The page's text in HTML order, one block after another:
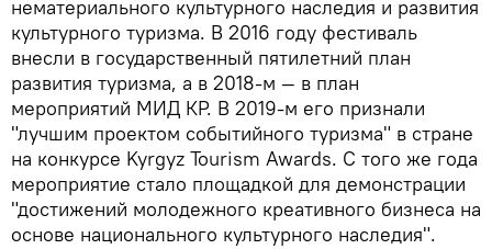
нематериального культурного наследия и развития
культурного туризма. В 2016 году фестиваль
внесли в государственный пятилетний план
развития туризма, а в 2018-м — в план
мероприятий МИД КР. В 2019-м его признали
"лучшим проектом событийного туризма" в стране
на конкурсе Kyrgyz Tourism Awards. С того же года
мероприятие стало площадкой для демонстрации
"достижений молодежного креативного бизнеса на
основе национального культурного наследия".